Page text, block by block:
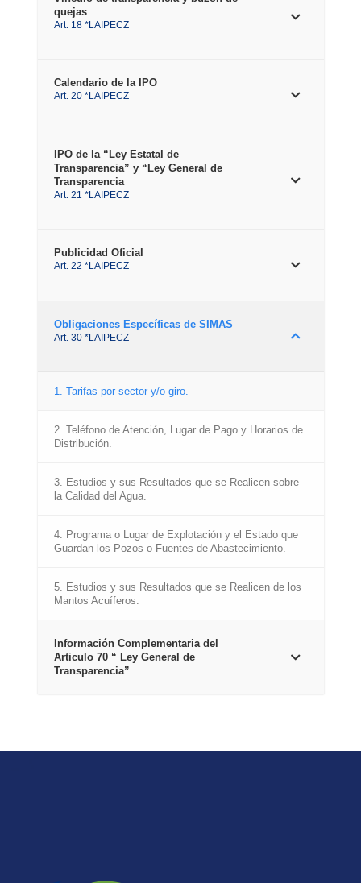
quejas
Art. 18 *LAIPECZ
Calendario de la IPO
Art. 20 *LAIPECZ
IPO de la “Ley Estatal de
Transparencia” y “Ley General de
Transparencia
Art. 21 *LAIPECZ
Publicidad Oficial
Art. 22 *LAIPECZ
Obligaciones Específicas de SIMAS
Art. 30 *LAIPECZ
1. Tarifas por sector y/o giro.
2. Teléfono de Atención, Lugar de Pago y Horarios de
Distribución.
3. Estudios y sus Resultados que se Realicen sobre
la Calidad del Agua.
4. Programa o Lugar de Explotación y el Estado que
Guardan los Pozos o Fuentes de Abastecimiento.
5. Estudios y sus Resultados que se Realicen de los
Mantos Acuíferos.
Información Complementaria del
Articulo 70 “ Ley General de
Transparencia”